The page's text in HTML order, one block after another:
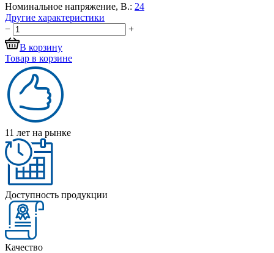
Номинальное напряжение, В.: 24
Другие характеристики
−
+
В корзину
Товар в корзине
11 лет на рынке
Доступность продукции
Качество